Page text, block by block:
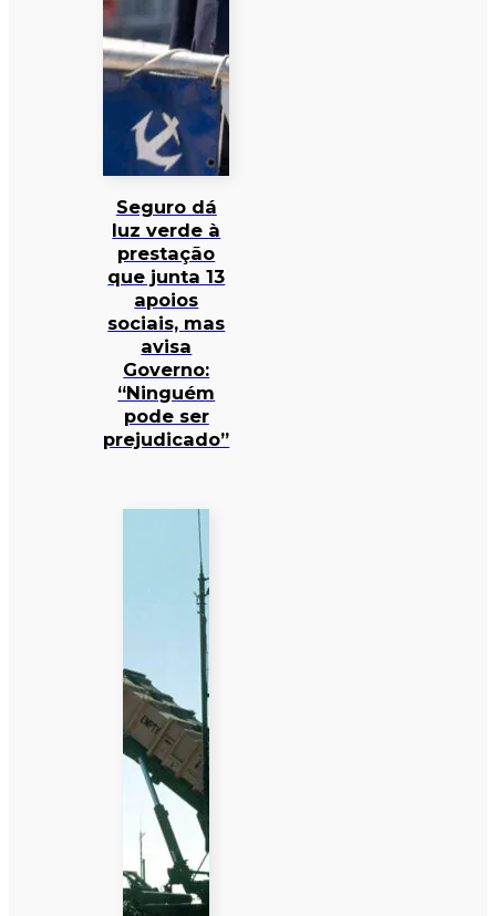
Seguro dá
luz verde à
prestação
que junta 13
apoios
sociais, mas
avisa
Governo:
“Ninguém
pode ser
prejudicado”